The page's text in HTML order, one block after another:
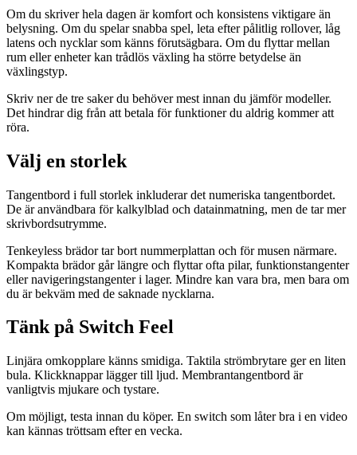
Om du skriver hela dagen är komfort och konsistens viktigare än
belysning. Om du spelar snabba spel, leta efter pålitlig rollover, låg
latens och nycklar som känns förutsägbara. Om du flyttar mellan
rum eller enheter kan trådlös växling ha större betydelse än
växlingstyp.
Skriv ner de tre saker du behöver mest innan du jämför modeller.
Det hindrar dig från att betala för funktioner du aldrig kommer att
röra.
Välj en storlek
Tangentbord i full storlek inkluderar det numeriska tangentbordet.
De är användbara för kalkylblad och datainmatning, men de tar mer
skrivbordsutrymme.
Tenkeyless brädor tar bort nummerplattan och för musen närmare.
Kompakta brädor går längre och flyttar ofta pilar, funktionstangenter
eller navigeringstangenter i lager. Mindre kan vara bra, men bara om
du är bekväm med de saknade nycklarna.
Tänk på Switch Feel
Linjära omkopplare känns smidiga. Taktila strömbrytare ger en liten
bula. Klickknappar lägger till ljud. Membrantangentbord är
vanligtvis mjukare och tystare.
Om möjligt, testa innan du köper. En switch som låter bra i en video
kan kännas tröttsam efter en vecka.